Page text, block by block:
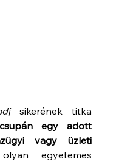
sikerének titka
egy adott
vagy üzleti